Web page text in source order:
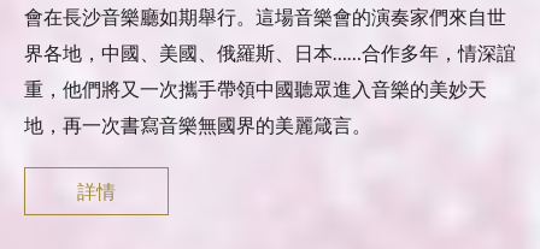
會在長沙音樂廳如期舉行。這場音樂會的演奏家們來自世
界各地，中國、美國、俄羅斯、日本……合作多年，情深誼
重，他們將又一次攜手帶領中國聽眾進入音樂的美妙天
地，再一次書寫音樂無國界的美麗箴言。
詳情